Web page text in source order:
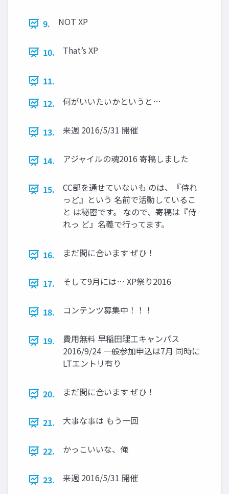
9. NOT XP
10. That’s XP
11.
12.
何がいいたいかというと…
13. 来週 2016/5/31 開催
14. アジャイルの魂2016 寄稿しました
15.
CC部を通せていないも のは、『侍れ
っど』という 名前で活動しているこ
と は秘密です。 なので、寄稿は『侍
れっ ど』名義で行ってます。
16. まだ間に合います ぜひ！
17. そして9月には… XP祭り2016
18. コンテンツ募集中！！！
19.
費用無料 早稲田理工キャンパス
2016/9/24 一般参加申込は7月 同時に
LTエントリ有り
20. まだ間に合います ぜひ！
21. 大事な事は もう一回
22. かっこいいな、俺
23. 来週 2016/5/31 開催